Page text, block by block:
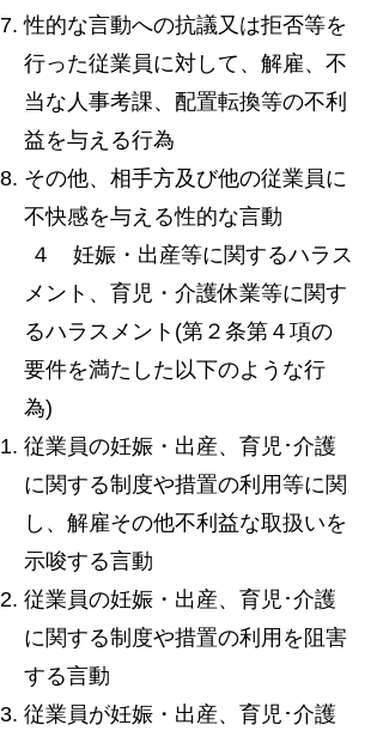
性的な言動への抗議又は拒否等を
行った従業員に対して、解雇、不
当な人事考課、配置転換等の不利
益を与える行為
その他、相手方及び他の従業員に
不快感を与える性的な言動
４ 妊娠・出産等に関するハラス
メント、育児・介護休業等に関す
るハラスメント(第２条第４項の
要件を満たした以下のような行
為)
従業員の妊娠・出産、育児･介護
に関する制度や措置の利用等に関
し、解雇その他不利益な取扱いを
示唆する言動
従業員の妊娠・出産、育児･介護
に関する制度や措置の利用を阻害
する言動
従業員が妊娠・出産、育児･介護